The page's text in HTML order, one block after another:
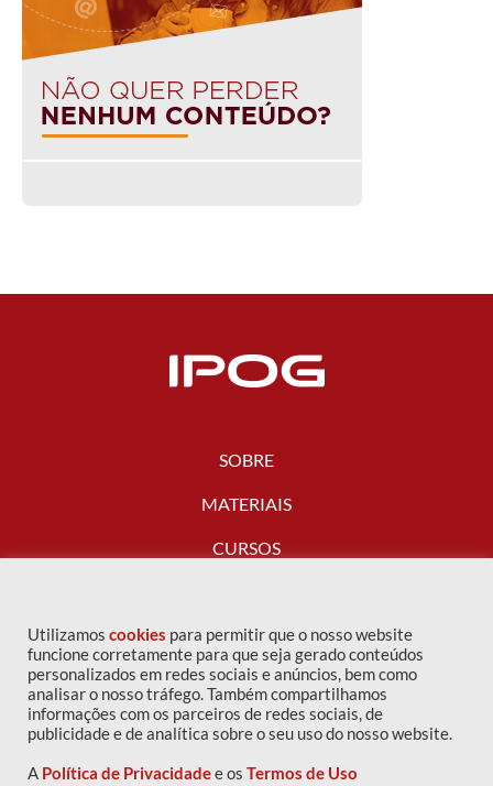
SOBRE
MATERIAIS
CURSOS
FALE CONOSCO
Utilizamos cookies para permitir que o nosso website
funcione corretamente para que seja gerado conteúdos
personalizados em redes sociais e anúncios, bem como
analisar o nosso tráfego. Também compartilhamos
informações com os parceiros de redes sociais, de
publicidade e de analítica sobre o seu uso do nosso website.
A Política de Privacidadee os Termos de Uso